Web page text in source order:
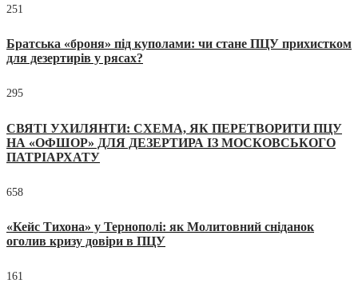
251
Братська «броня» під куполами: чи стане ПЦУ прихистком
для дезертирів у рясах?
295
СВЯТІ УХИЛЯНТИ: СХЕМА, ЯК ПЕРЕТВОРИТИ ПЦУ
НА «ОФШОР» ДЛЯ ДЕЗЕРТИРА ІЗ МОСКОВСЬКОГО
ПАТРІАРХАТУ
658
«Кейс Тихона» у Тернополі: як Молитовний сніданок
оголив кризу довіри в ПЦУ
161